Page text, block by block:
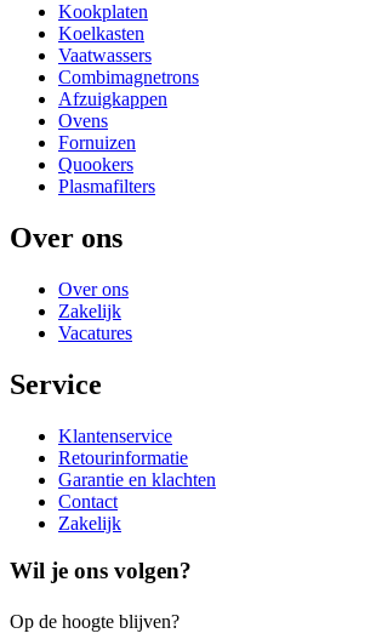
Kookplaten
Koelkasten
Vaatwassers
Combimagnetrons
Afzuigkappen
Ovens
Fornuizen
Quookers
Plasmafilters
Over ons
Over ons
Zakelijk
Vacatures
Service
Klantenservice
Retourinformatie
Garantie en klachten
Contact
Zakelijk
Wil je ons volgen?
Op de hoogte blijven?